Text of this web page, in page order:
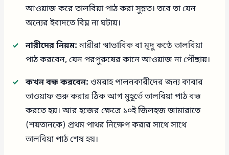
আওয়াজ করে তালবিয়া পাঠ করা সুন্নত। তবে তা যেন
অন্যের ইবাদতে বিঘ্ন না ঘটায়।
নারীদের নিয়ম:নারীরা স্বাভাবিক বা মৃদু কণ্ঠে তালবিয়া
পাঠ করবেন, যেন পরপুরুষের কানে আওয়াজ না পৌঁছায়।
কখন বন্ধ করবেন: ওমরাহ পালনকারীদের জন্য কাবার
তাওয়াফ শুরু করার ঠিক আগ মুহূর্তে তালবিয়া পাঠ বন্ধ
করতে হয়। আর হজের ক্ষেত্রে ১০ই জিলহজ জামারাতে
(শয়তানকে) প্রথম পাথর নিক্ষেপ করার সাথে সাথে
তালবিয়া পাঠ শেষ হয়।